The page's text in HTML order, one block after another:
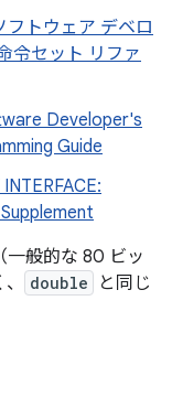
フトウェア デベロ
令セット リファ
Developer's
Guide
（一般的な 80 ビッ
double
と同じ